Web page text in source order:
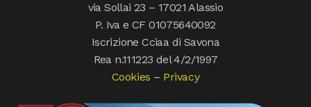
via Sollai 23 – 17021 Alassio
P. Iva e CF 01075640092
Iscrizione Cciaa di Savona
Rea n.111223 del 4/2/1997
Cookies – Privacy